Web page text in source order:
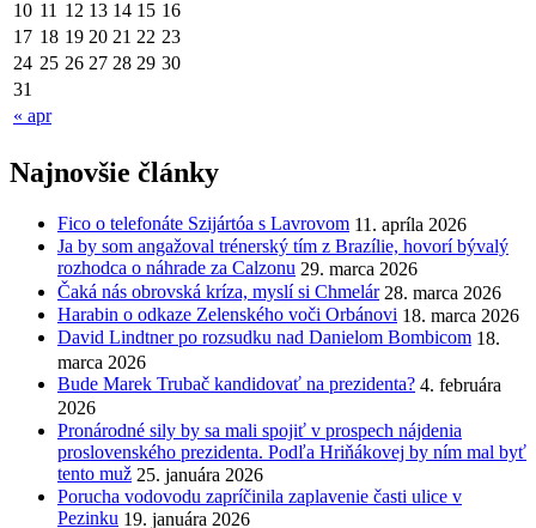
« apr
10 11 12 13 14 15 16
17 18 19 20 21 22 23
24 25 26 27 28 29 30
31
Najnovšie články
Fico o telefonáte Szijártóa s Lavrovom 11. apríla 2026
Ja by som angažoval trénerský tím z Brazílie, hovorí bývalý
rozhodca o náhrade za Calzonu 29. marca 2026
Čaká nás obrovská kríza, myslí si Chmelár 28. marca 2026
Harabin o odkaze Zelenského voči Orbánovi 18. marca 2026
David Lindtner po rozsudku nad Danielom Bombicom 18.
marca 2026
Bude Marek Trubač kandidovať na prezidenta? 4. februára
2026
Pronárodné sily by sa mali spojiť v prospech nájdenia
proslovenského prezidenta. Podľa Hriňákovej by ním mal byť
tento muž 25. januára 2026
Porucha vodovodu zapríčinila zaplavenie časti ulice v
Pezinku 19. januára 2026